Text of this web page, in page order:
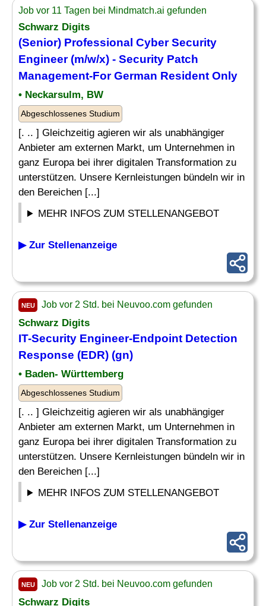
Job vor 11 Tagen bei Mindmatch.ai gefunden
Schwarz Digits
(Senior) Professional Cyber Security
Engineer (m/w/x) - Security Patch
Management-For German Resident Only
• Neckarsulm, BW
Abgeschlossenes Studium
[. .. ] Gleichzeitig agieren wir als unabhängiger
Anbieter am externen Markt, um Unternehmen in
ganz Europa bei ihrer digitalen Transformation zu
unterstützen. Unsere Kernleistungen bündeln wir in
den Bereichen [...]
MEHR INFOS ZUM STELLENANGEBOT
▶ Zur Stellenanzeige
NEU Job vor 2 Std. bei Neuvoo.com gefunden
Schwarz Digits
IT-Security Engineer-Endpoint Detection
Response (EDR) (gn)
• Baden- Württemberg
Abgeschlossenes Studium
[. .. ] Gleichzeitig agieren wir als unabhängiger
Anbieter am externen Markt, um Unternehmen in
ganz Europa bei ihrer digitalen Transformation zu
unterstützen. Unsere Kernleistungen bündeln wir in
den Bereichen [...]
MEHR INFOS ZUM STELLENANGEBOT
▶ Zur Stellenanzeige
NEU Job vor 2 Std. bei Neuvoo.com gefunden
Schwarz Digits